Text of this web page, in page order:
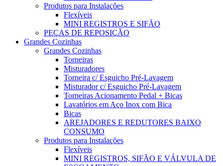
Produtos para Instalações
Flexíveis
MINI REGISTROS E SIFÃO
PEÇAS DE REPOSIÇÃO
Grandes Cozinhas
Grandes Cozinhas
Torneiras
Misturadores
Torneira c/ Esguicho Pré-Lavagem
Misturador c/ Esguicho Pré-Lavagem
Torneiras Acionamento Pedal + Bicas
Lavatórios em Aço Inox com Bica
Bicas
AREJADORES E REDUTORES BAIXO
CONSUMO
Produtos para Instalações
Flexíveis
MINI REGISTROS, SIFÃO E VÁLVULA DE